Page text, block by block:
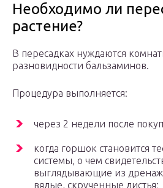
Необходимо ли
растение?
В пересадках нуждаются
разновидности бальзаминов.
Процедура выполняется:
через 2 недели после
когда горшок становится
системы, о чем
выглядывающие из
вялые, скрученные листья;